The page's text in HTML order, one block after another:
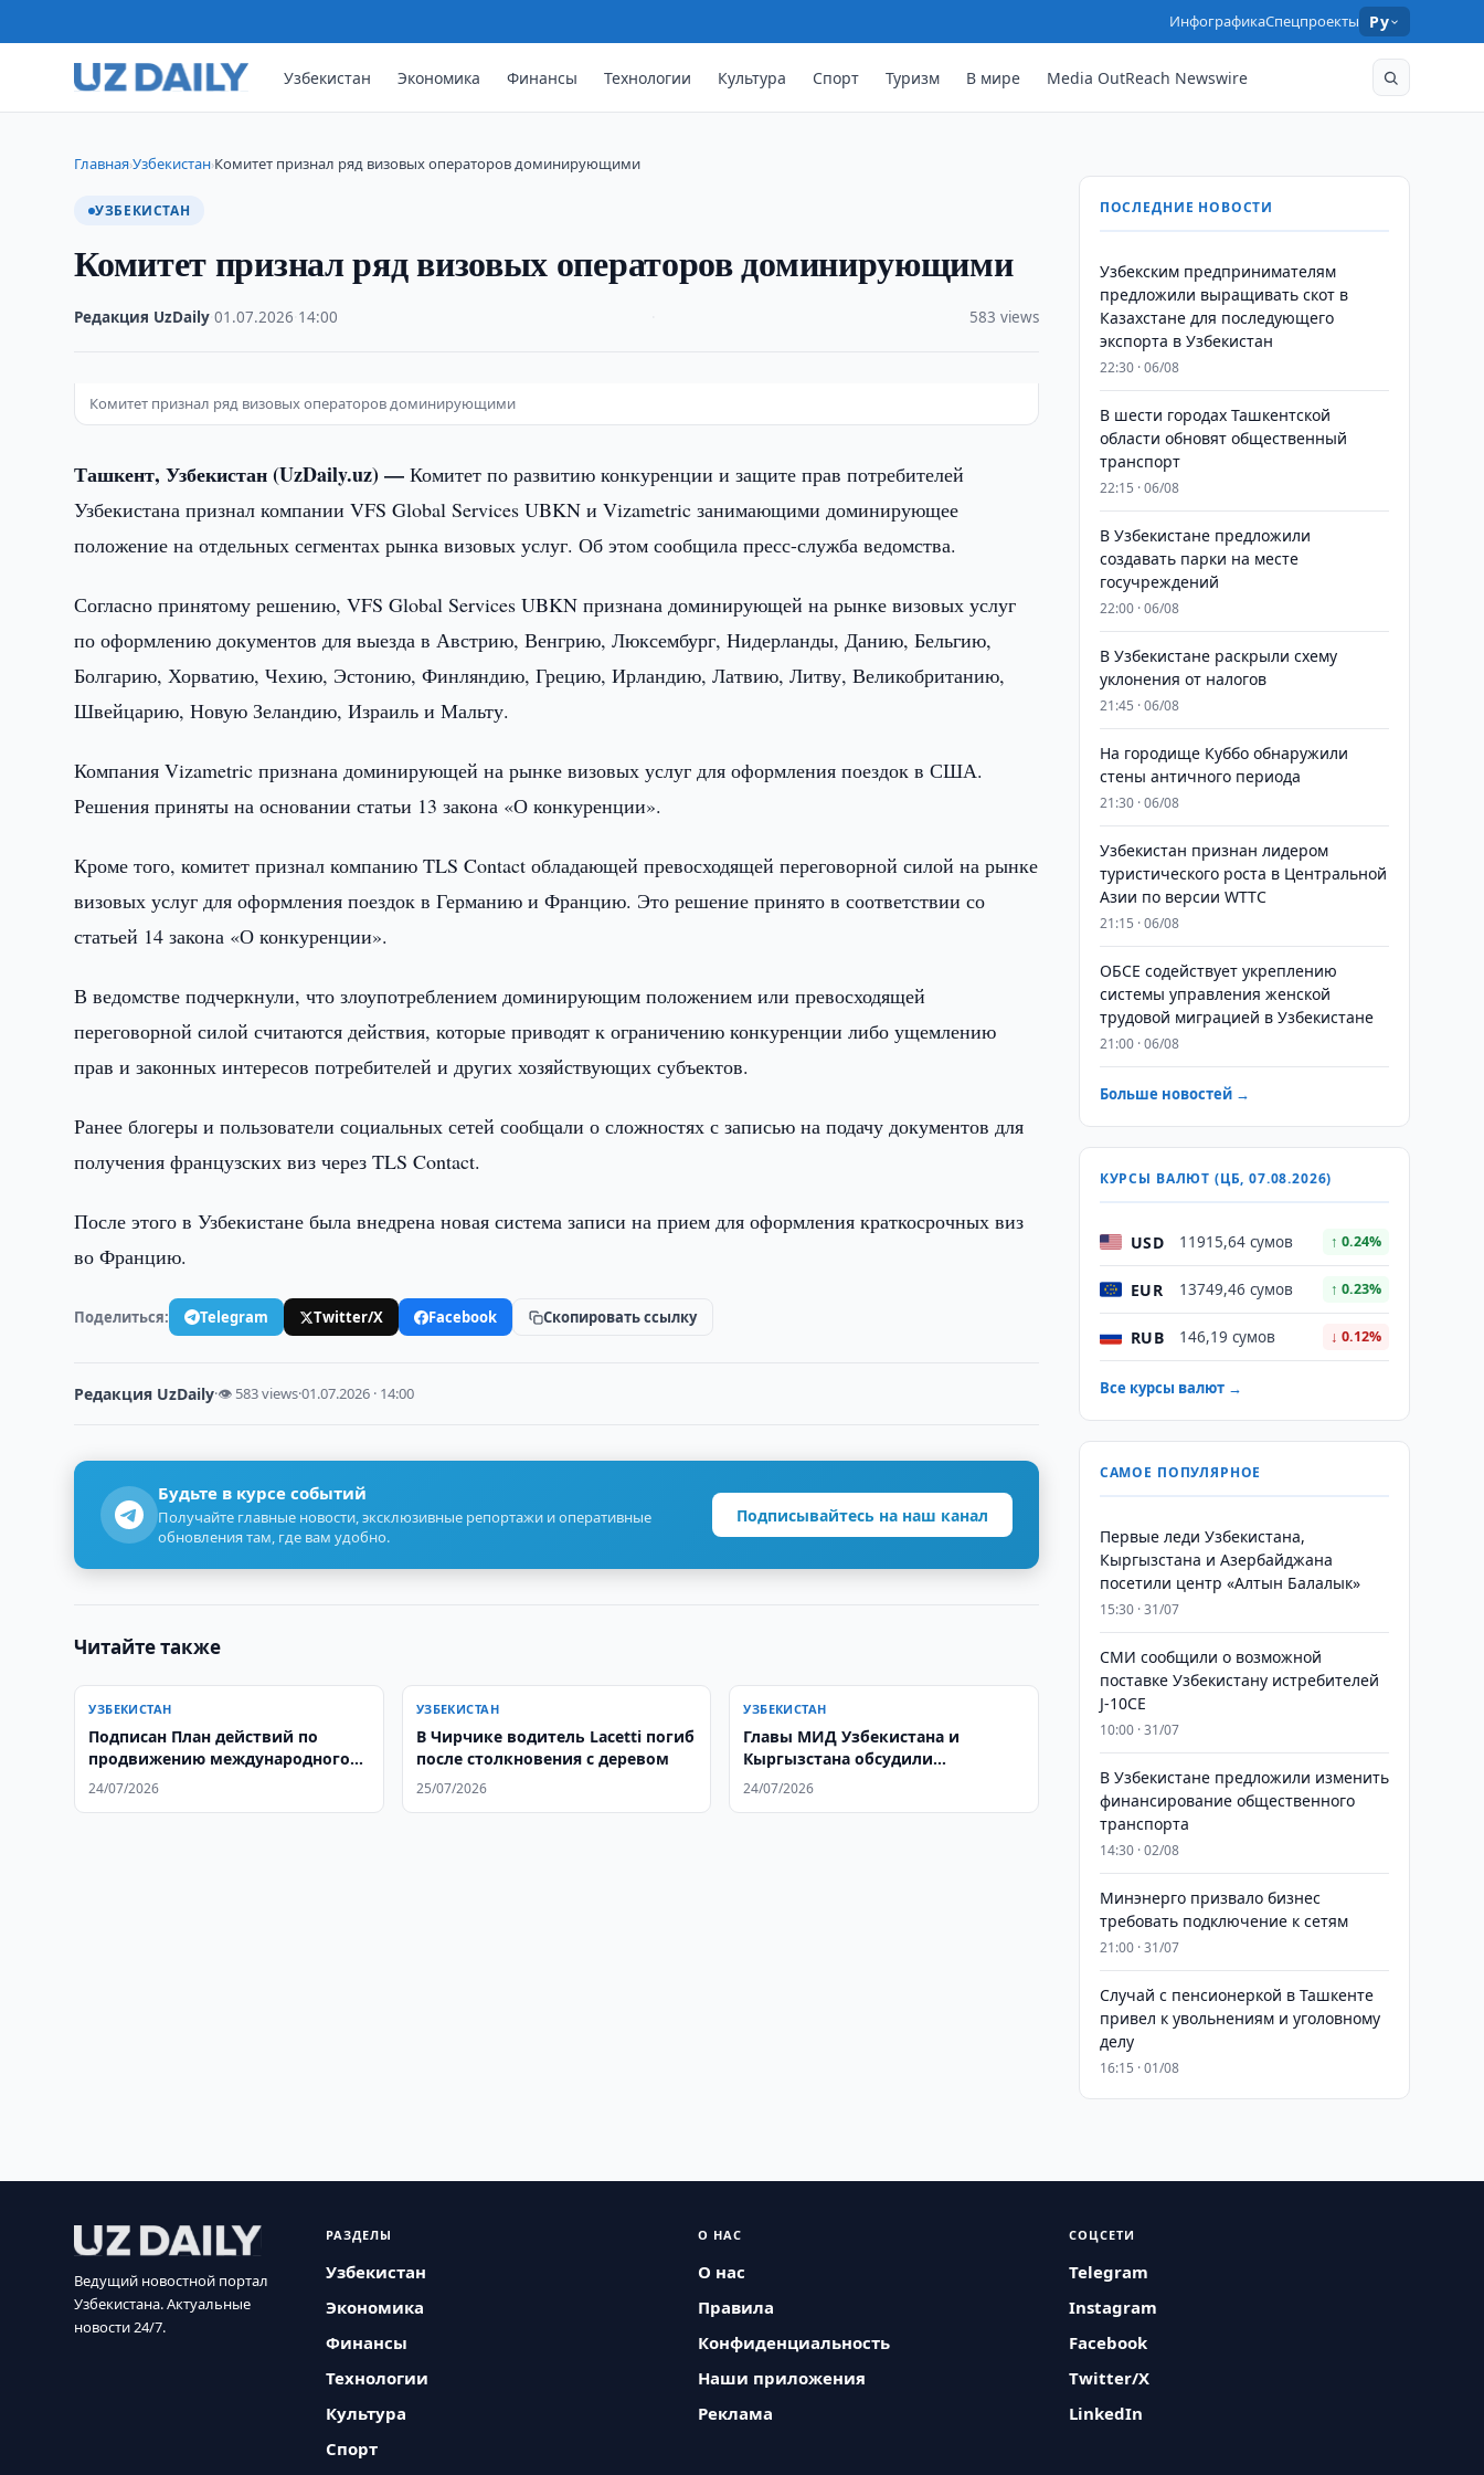
ИнфографикаСпецпроекты Ру
Узбекистан Экономика Финансы Технологии Культура Спорт Туризм В мире Media OutReach Newswire
Главная›Узбекистан›Комитет признал ряд визовых операторов доминирующими
УЗБЕКИСТАН
Комитет признал ряд визовых операторов доминирующими
Редакция UzDaily ·01.07.2026 14:00 583 views
Комитет признал ряд визовых операторов доминирующими
Ташкент, Узбекистан (UzDaily.uz) —Комитет по развитию конкуренции и защите прав потребителей
Узбекистана признал компании VFS Global Services UBKN и Vizametric занимающими доминирующее
положение на отдельных сегментах рынка визовых услуг. Об этом сообщила пресс-служба ведомства.
Согласно принятому решению, VFS Global Services UBKN признана доминирующей на рынке визовых услуг
по оформлению документов для выезда в Австрию, Венгрию, Люксембург, Нидерланды, Данию, Бельгию,
Болгарию, Хорватию, Чехию, Эстонию, Финляндию, Грецию, Ирландию, Латвию, Литву, Великобританию,
Швейцарию, Новую Зеландию, Израиль и Мальту.
Компания Vizametric признана доминирующей на рынке визовых услуг для оформления поездок в США.
Решения приняты на основании статьи 13 закона «О конкуренции».
Кроме того, комитет признал компанию TLS Contact обладающей превосходящей переговорной силой на рынке
визовых услуг для оформления поездок в Германию и Францию. Это решение принято в соответствии со
статьей 14 закона «О конкуренции».
В ведомстве подчеркнули, что злоупотреблением доминирующим положением или превосходящей
переговорной силой считаются действия, которые приводят к ограничению конкуренции либо ущемлению
прав и законных интересов потребителей и других хозяйствующих субъектов.
Ранее блогеры и пользователи социальных сетей сообщали о сложностях с записью на подачу документов для
получения французских виз через TLS Contact.
После этого в Узбекистане была внедрена новая система записи на прием для оформления краткосрочных виз
во Францию.
Поделиться: Telegram Twitter/X Facebook Скопировать ссылку
Редакция UzDaily·👁 583 views·01.07.2026 · 14:00
Будьте в курсе событий
Получайте главные новости, эксклюзивные репортажи и оперативные
обновления там, где вам удобно.
Подписывайтесь на наш канал
Читайте также
УЗБЕКИСТАН
Подписан План действий по
продвижению международного
гуманитарного права на 2026–
24/07/2026
УЗБЕКИСТАН
В Чирчике водитель Lacetti погиб
после столкновения с деревом
25/07/2026
УЗБЕКИСТАН
Главы МИД Узбекистана и
Кыргызстана обсудили
двустороннюю повестку
24/07/2026
ПОСЛЕДНИЕ НОВОСТИ
Узбекским предпринимателям
предложили выращивать скот в
Казахстане для последующего
экспорта в Узбекистан
22:30 · 06/08
В шести городах Ташкентской
области обновят общественный
транспорт
22:15 · 06/08
В Узбекистане предложили
создавать парки на месте
госучреждений
22:00 · 06/08
В Узбекистане раскрыли схему
уклонения от налогов
21:45 · 06/08
На городище Куббо обнаружили
стены античного периода
21:30 · 06/08
Узбекистан признан лидером
туристического роста в Центральной
Азии по версии WTTC
21:15 · 06/08
ОБСЕ содействует укреплению
системы управления женской
трудовой миграцией в Узбекистане
21:00 · 06/08
Больше новостей →
КУРСЫ ВАЛЮТ (ЦБ, 07.08.2026)
USD 11915,64 сумов ↑ 0.24%
EUR 13749,46 сумов ↑ 0.23%
RUB 146,19 сумов ↓ 0.12%
Все курсы валют →
САМОЕ ПОПУЛЯРНОЕ
Первые леди Узбекистана,
Кыргызстана и Азербайджана
посетили центр «Алтын Балалык»
15:30 · 31/07
СМИ сообщили о возможной
поставке Узбекистану истребителей
J-10CE
10:00 · 31/07
В Узбекистане предложили изменить
финансирование общественного
транспорта
14:30 · 02/08
Минэнерго призвало бизнес
требовать подключение к сетям
21:00 · 31/07
Случай с пенсионеркой в Ташкенте
привел к увольнениям и уголовному
делу
16:15 · 01/08
Ведущий новостной портал
Узбекистана. Актуальные
новости 24/7.
РАЗДЕЛЫ
Узбекистан
Экономика
Финансы
Технологии
Культура
Спорт
О НАС
О нас
Правила
Конфиденциальность
Наши приложения
Реклама
СОЦСЕТИ
Telegram
Instagram
Facebook
Twitter/X
LinkedIn